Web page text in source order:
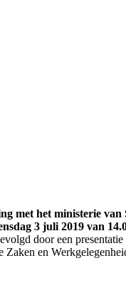
met het ministerie
3 juli 2019 van
door een
en